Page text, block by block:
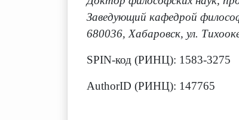
Заведующий кафедрой
680036, Хабаровск, ул.
SPIN-код (РИНЦ): 1583-3275
AuthorID (РИНЦ): 147765